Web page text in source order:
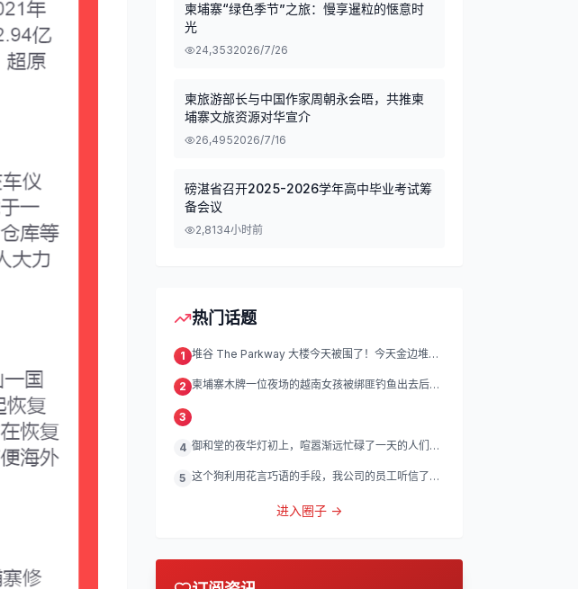
柬埔寨“绿色季节”之旅：慢享暹粒的惬意时
光
24,3532026/7/26
柬旅游部长与中国作家周朝永会晤，共推柬
埔寨文旅资源对华宣介
26,4952026/7/16
磅湛省召开2025-2026学年高中毕业考试筹
备会议
2,8134小时前
热门话题
1 堆谷 The Parkway 大楼今天被围了！今天金边堆谷
2 柬埔寨木牌一位夜场的越南女孩被绑匪钓鱼出去后遭
3
4 御和堂的夜华灯初上，喧嚣渐远忙碌了一天的人们渐
5 这个狗利用花言巧语的手段，我公司的员工听信了他
进入圈子 →